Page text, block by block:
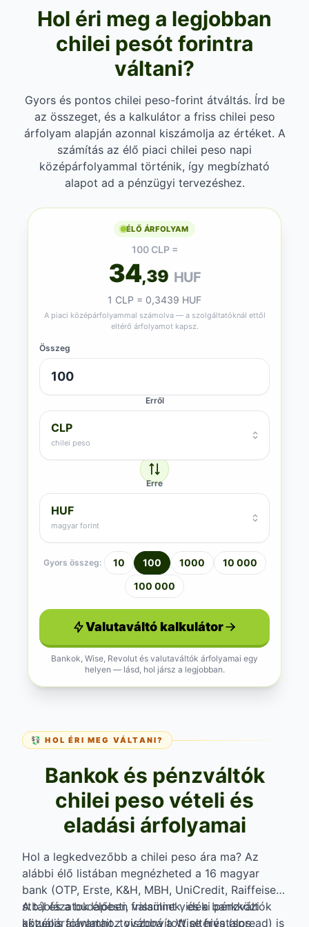
Hol éri meg a legjobban
chilei pesót forintra
váltani?
Gyors és pontos chilei peso-forint átváltás. Írd be
az összeget, és a kalkulátor a friss chilei peso
árfolyam alapján azonnal kiszámolja az értéket. A
számítás az élő piaci chilei peso napi
középárfolyammal történik, így megbízható
alapot ad a pénzügyi tervezéshez.
ÉLŐ ÁRFOLYAM
100 CLP =
34,39 HUF
1 CLP = 0,3439 HUF
A piaci középárfolyammal számolva — a szolgáltatóknál ettől
eltérő árfolyamot kapsz.
Összeg
Erről
CLP
chilei peso
Erre
HUF
magyar forint
Gyors összeg: 10 100 1000
10 000
100 000
Valutaváltó kalkulátor
Bankok, Wise, Revolut és valutaváltók árfolyamai egy
helyen — lásd, hol jársz a legjobban.
💱 HOL ÉRI MEG VÁLTANI?
Bankok és pénzváltók
chilei peso vételi és
eladási árfolyamai
Hol a legkedvezőbb a chilei peso ára ma? Az
alábbi élő listában megnézheted a 16 magyar
bank (OTP, Erste, K&H, MBH, UniCredit, Raiffeisen
stb.) és a budapesti, valamint vidéki pénzváltók
aktuális ajánlatait, továbbá a Wise hivatalos
A táblázatok élőben frissülnek, és a bankközi
középárfolyamhoz viszonyított eltérés (spread) is